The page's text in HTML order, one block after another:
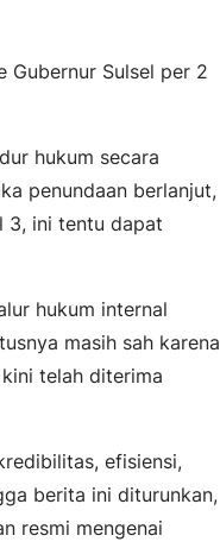
Gubernur Sulsel per 2
hukum secara
penundaan berlanjut,
3, ini tentu dapat
hukum internal
masih sah karena
telah diterima
efisiensi,
berita ini diturunkan,
resmi mengenai